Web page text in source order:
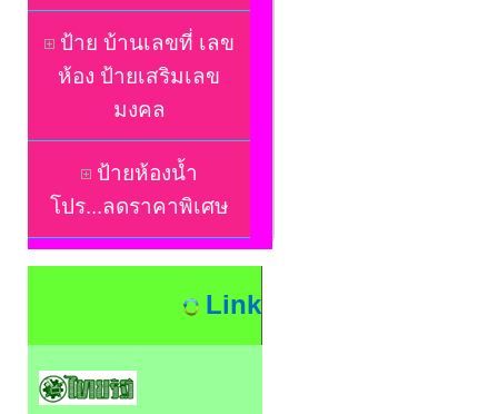
ป้าย บ้านเลขที่ เลข
ห้อง ป้ายเสริมเลข
มงคล
ป้ายห้องน้ำ
โปร...ลดราคาพิเศษ
Link